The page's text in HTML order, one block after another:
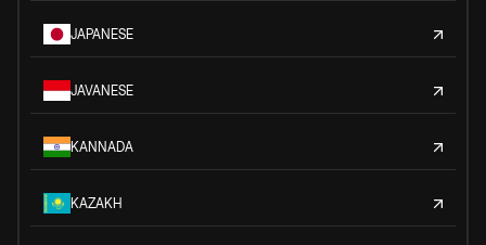
JAPANESE
JAVANESE
KANNADA
KAZAKH